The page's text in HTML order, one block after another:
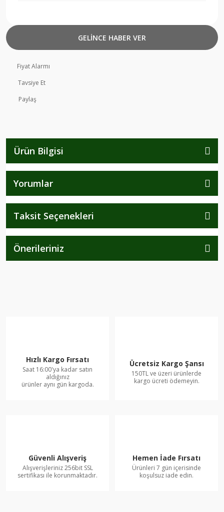
GELİNCE HABER VER
Fiyat Alarmı
Tavsiye Et
Paylaş
Ürün Bilgisi
Yorumlar
Taksit Seçenekleri
Önerileriniz
Hızlı Kargo Fırsatı
Saat 16:00'ya kadar satın
aldığınız
ürünler aynı gün kargoda.
Ücretsiz Kargo Şansı
150TL ve üzeri ürünlerde
kargo ücreti ödemeyin.
Güvenli Alışveriş
Alışverişleriniz 256bit SSL
sertifikası ile korunmaktadır.
Hemen İade Fırsatı
Ürünleri 7 gün içerisinde
koşulsuz iade edin.